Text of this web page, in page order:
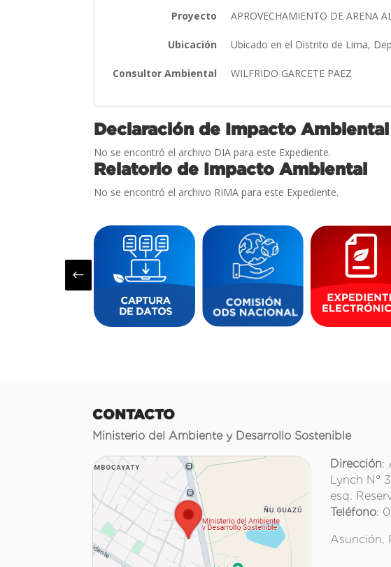
Proyecto APROVECHAMIENTO DE ARENA
Ubicación Ubicado en el Distrito de Lima,
Consultor Ambiental WILFRIDO GARCETE PAEZ
Declaración de Impacto Ambiental
No se encontró el archivo DIA para este Expediente.
Relatorio de Impacto Ambiental
No se encontró el archivo RIMA para este Expediente.
#
CONTACTO
Ministerio del Ambiente y Desarrollo Sostenible
Dirección:
Lynch N°
esq.
Teléfono:
Asunción,